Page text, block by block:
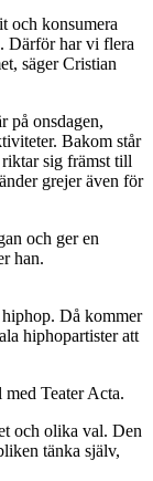
och konsumera
Därför har vi flera
säger Cristian
på onsdagen,
Bakom står
sig främst till
grejer även för
och ger en
han.
Då kommer
hiphopartister att
med Teater Acta.
och olika val. Den
tänka själv,